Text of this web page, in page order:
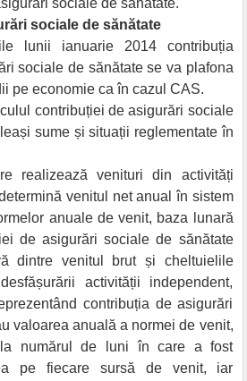
sociale de sănătate.
sociale de sănătate
lunii ianuarie 2014 contribuția
sociale de sănătate se va plafona
pe economie ca în cazul CAS.
contribuției de asigurări sociale
sume și situații reglementate în
realizează venituri din activități
venitul net anual în sistem
anuale de venit, baza lunară
de asigurări sociale de sănătate
dintre venitul brut și cheltuielile
activității independent,
contribuția de asigurări
valoarea anuală a normei de venit,
numărul de luni în care a fost
pe fiecare sursă de venit, iar